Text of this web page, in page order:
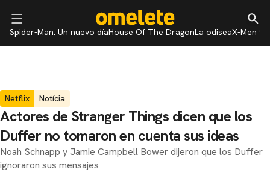
Spider-Man: Un nuevo díaHouse Of The DragonLa odiseaX-Men 97
Netflix Notícia
Actores de Stranger Things dicen que los
Duffer no tomaron en cuenta sus ideas
Noah Schnapp y Jamie Campbell Bower dijeron que los Duffer
ignoraron sus mensajes